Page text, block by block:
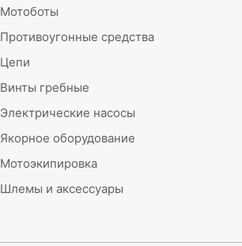
Мотоботы
Противоугонные средства
Цепи
Винты гребные
Электрические насосы
Якорное оборудование
Мотоэкипировка
Шлемы и аксессуары